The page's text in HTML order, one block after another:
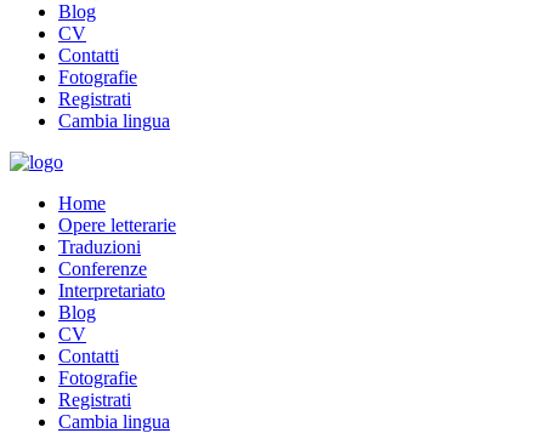
Blog
CV
Contatti
Fotografie
Registrati
Cambia lingua
Home
Opere letterarie
Traduzioni
Conferenze
Interpretariato
Blog
CV
Contatti
Fotografie
Registrati
Cambia lingua